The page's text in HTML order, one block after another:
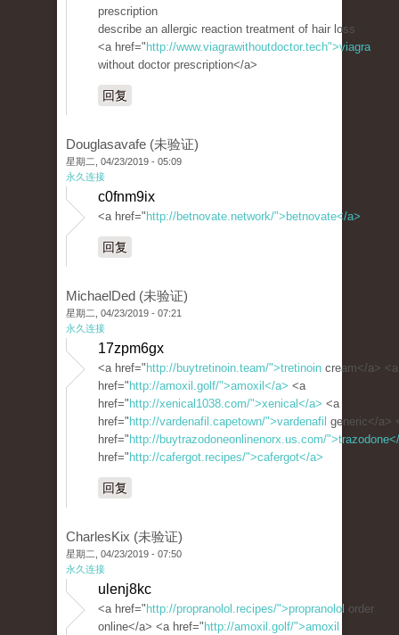
prescription
describe an allergic reaction treatment of hair loss
<a href=" http://www.viagrawithoutdoctor.tech">viagra
without doctor prescription</a>
回复
Douglasavafe (未验证)
星期二, 04/23/2019 - 05:09
永久连接
c0fnm9ix
<a href=" http://betnovate.network/">betnovate</a>
回复
MichaelDed (未验证)
星期二, 04/23/2019 - 07:21
永久连接
17zpm6gx
<a href=" http://buytretinoin.team/">tretinoin cream</a> <a
href=" http://amoxil.golf/">amoxil</a> <a
href=" http://xenical1038.com/">xenical</a> <a
href=" http://vardenafil.capetown/">vardenafil generic</a>
href=" http://buytrazodoneonlinenorx.us.com/
href=" http://cafergot.recipes/">cafergot</a>
回复
CharlesKix (未验证)
星期二, 04/23/2019 - 07:50
永久连接
ulenj8kc
<a href=" http://propranolol.recipes/">propranolol order
online</a> <a href=" http://amoxil.golf/">amoxil